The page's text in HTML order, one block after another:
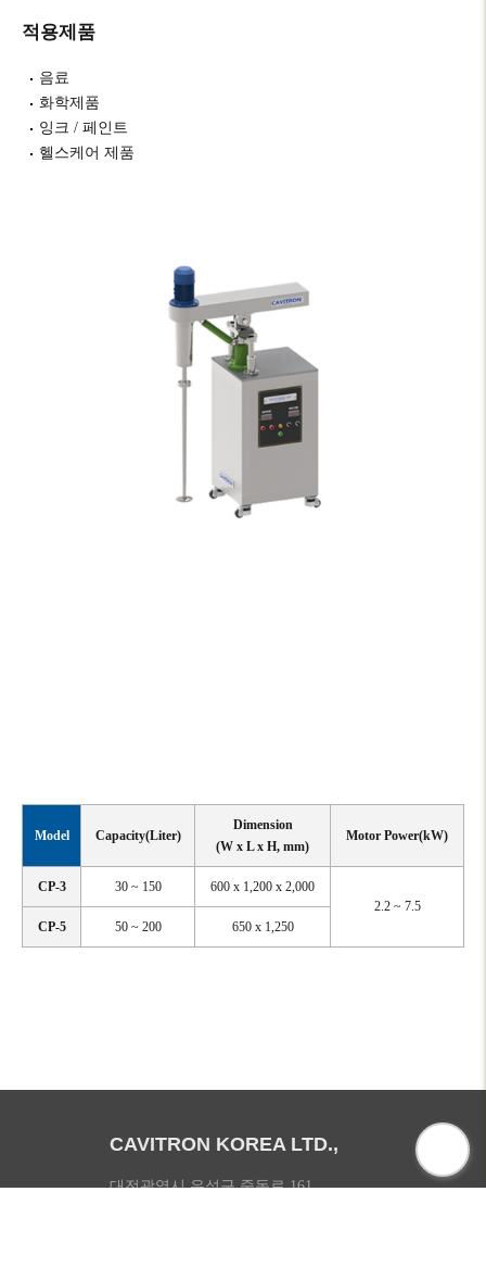
적용제품
음료
화학제품
잉크 / 페인트
헬스케어 제품
Model Capacity(Liter)
Dimension
(W x L x H, mm)
Motor Power(kW)
CP-3 30 ~ 150
600 x 1,200 x 2,000
2.2 ~ 7.5
CP-5
50 ~ 200 650 x 1,250
CAVITRON KOREA LTD.,
대전광역시 유성구 죽동로 161